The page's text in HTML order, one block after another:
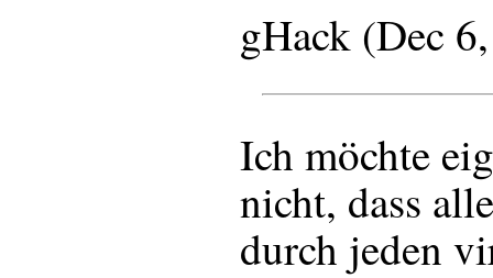
gHack (Dec
Ich möchte
nicht, dass
durch jeden